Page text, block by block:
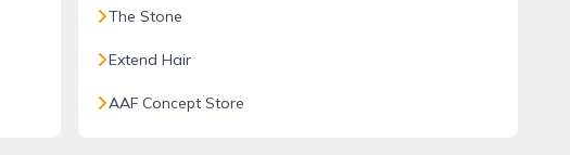
The Stone
Extend Hair
AAF Concept Store